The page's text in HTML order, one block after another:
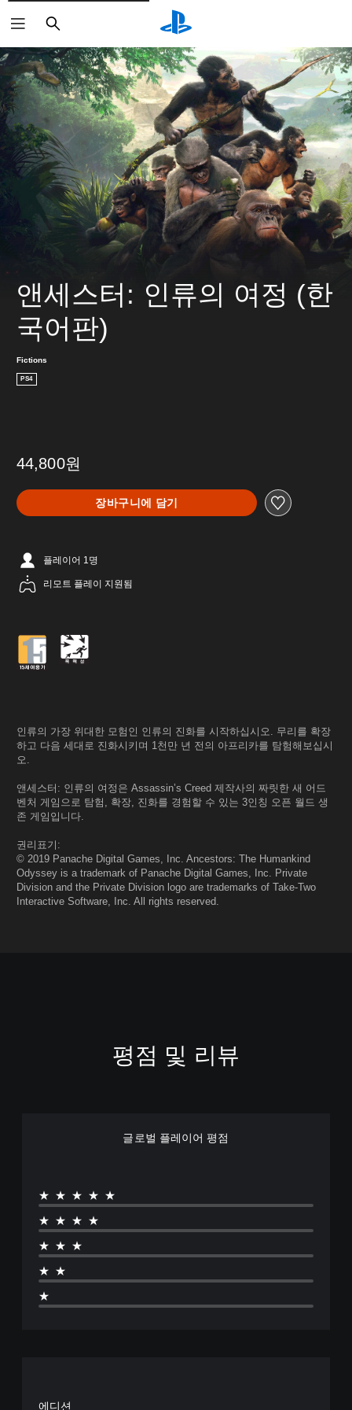
검
색
앤세스터: 인류의 여정 (한
국어판)
Fictions
PS4
44,800원
장바구니에 담기
플레이어 1명
리모트 플레이 지원됨
인류의 가장 위대한 모험인 인류의 진화를 시작하십시오. 무리를 확장
하고 다음 세대로 진화시키며 1천만 년 전의 아프리카를 탐험해보십시
오.
앤세스터: 인류의 여정은 Assassin’s Creed 제작사의 짜릿한 새 어드
벤처 게임으로 탐험, 확장, 진화를 경험할 수 있는 3인칭 오픈 월드 생
존 게임입니다.
권리표기:
© 2019 Panache Digital Games, Inc. Ancestors: The Humankind
Odyssey is a trademark of Panache Digital Games, Inc. Private
Division and the Private Division logo are trademarks of Take-Two
Interactive Software, Inc. All rights reserved.
평점 및 리뷰
글로벌 플레이어 평점
★★★★★
★★★★
★★★
★★
★
에디션